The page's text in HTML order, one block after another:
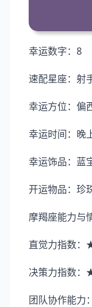
幸运数字：8
速配星座：射
幸运方位：偏
幸运时间：晚
幸运饰品：蓝
开运物品：珍
摩羯座能力与
直觉力指数
决策力指数
团队协作能